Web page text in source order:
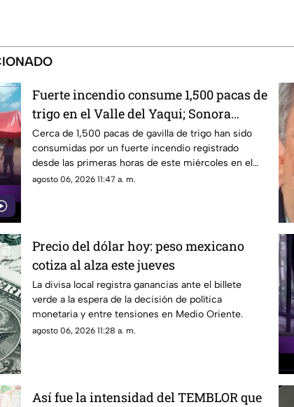
Fuerte incendio consume 1,500 pacas de
trigo en el Valle del Yaqui; Sonora
bomberos luchan por sofocarlo
Cerca de 1,500 pacas de gavilla de trigo han sido
consumidas por un fuerte incendio registrado
desde las primeras horas de este miércoles en el
Valle del Yaqui.
agosto 06, 2026 11:47 a. m.
Precio del dólar hoy: peso mexicano
cotiza al alza este jueves
La divisa local registra ganancias ante el billete
verde a la espera de la decisión de política
monetaria y entre tensiones en Medio Oriente.
agosto 06, 2026 11:28 a. m.
Así fue la intensidad del TEMBLOR que